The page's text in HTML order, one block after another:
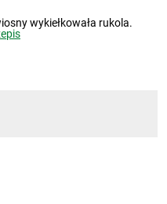
wykiełkowała rukola.